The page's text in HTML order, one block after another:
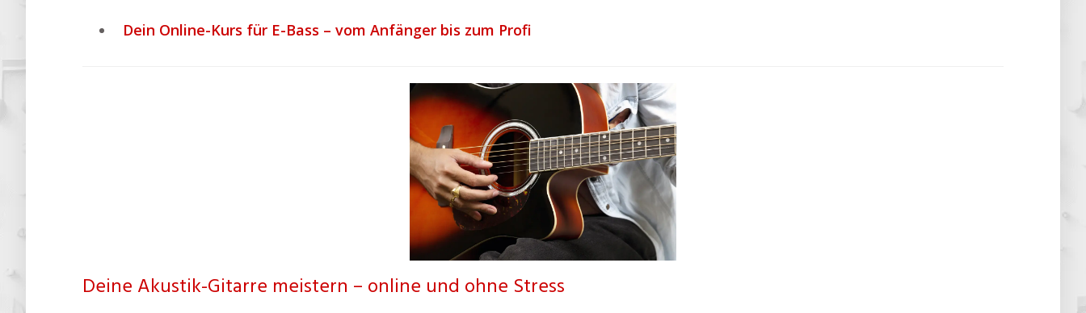
Dein Online-Kurs für E-Bass – vom Anfänger bis zum Profi
Deine Akustik-Gitarre meistern – online und ohne Stress